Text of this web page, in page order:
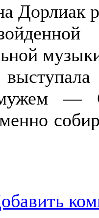
Дорлиак
—